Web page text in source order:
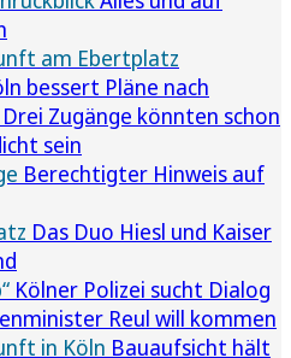
am Ebertplatz
bessert Pläne nach
Drei Zugänge könnten schon
sein
Berechtigter Hinweis auf
Das Duo Hiesl und Kaiser
Kölner Polizei sucht Dialog
Reul will kommen
in Köln Bauaufsicht hält